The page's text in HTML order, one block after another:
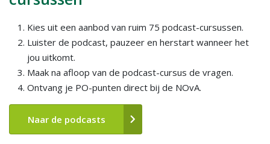
Kies uit een aanbod van ruim 75 podcast-cursussen.
Luister de podcast, pauzeer en herstart wanneer het
jou uitkomt.
Maak na afloop van de podcast-cursus de vragen.
Ontvang je PO-punten direct bij de NOvA.
Naar de podcasts